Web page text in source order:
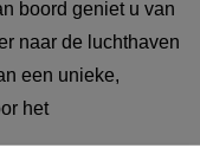
boord geniet u van
naar de luchthaven
een unieke,
het